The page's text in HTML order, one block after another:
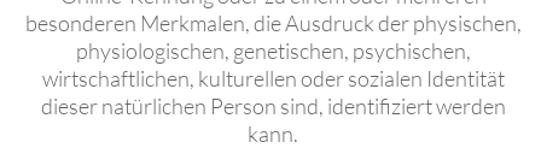
besonderen Merkmalen, die Ausdruck der physischen,
physiologischen, genetischen, psychischen,
wirtschaftlichen, kulturellen oder sozialen Identität
dieser natürlichen Person sind, identifiziert werden
kann.